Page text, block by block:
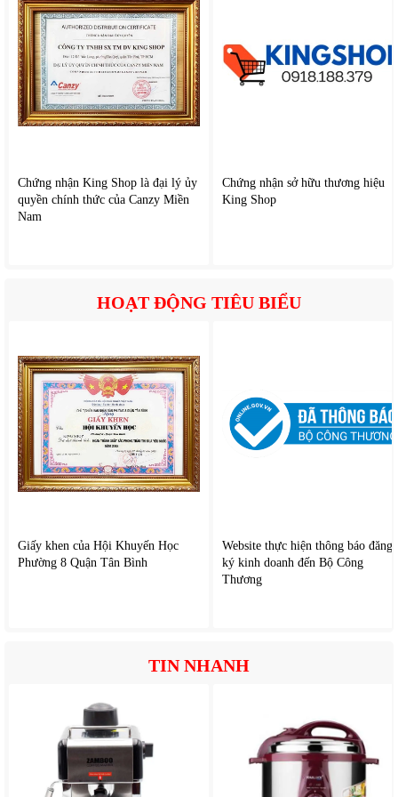
Công nghệ rung động tốc độ cao 40.000 nhịp/phút làm
Nhắc chuyển vùng đánh răng mỗi 30 giây
Lông bàn chải mềm mại, bảo vệ nướu
Thiết kế chống nước IPX7 an toàn khi sử dụng
Pin sạc dung lượng lớn, thời gian dùng dài
Chứng nhận King Shop là đại lý ủy
quyền chính thức của Canzy Miền
Nam
Chứng nhận sở hữu thương hiệu
King Shop
HOẠT ĐỘNG TIÊU BIỂU
Giấy khen của Hội Khuyến Học
Phường 8 Quận Tân Bình
Website thực hiện thông báo đăng
ký kinh doanh đến Bộ Công
Thương
TIN NHANH